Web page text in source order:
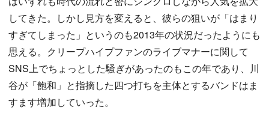
してきた。しかし見方を変えると、彼らの狙いが「はまり
すぎてしまった」というのも2013年の状況だったようにも
思える。クリープハイプファンのライブマナーに関して
SNS上でちょっとした騒ぎがあったのもこの年であり、川
谷が「飽和」と指摘した四つ打ちを主体とするバンドはま
すます増加していった。